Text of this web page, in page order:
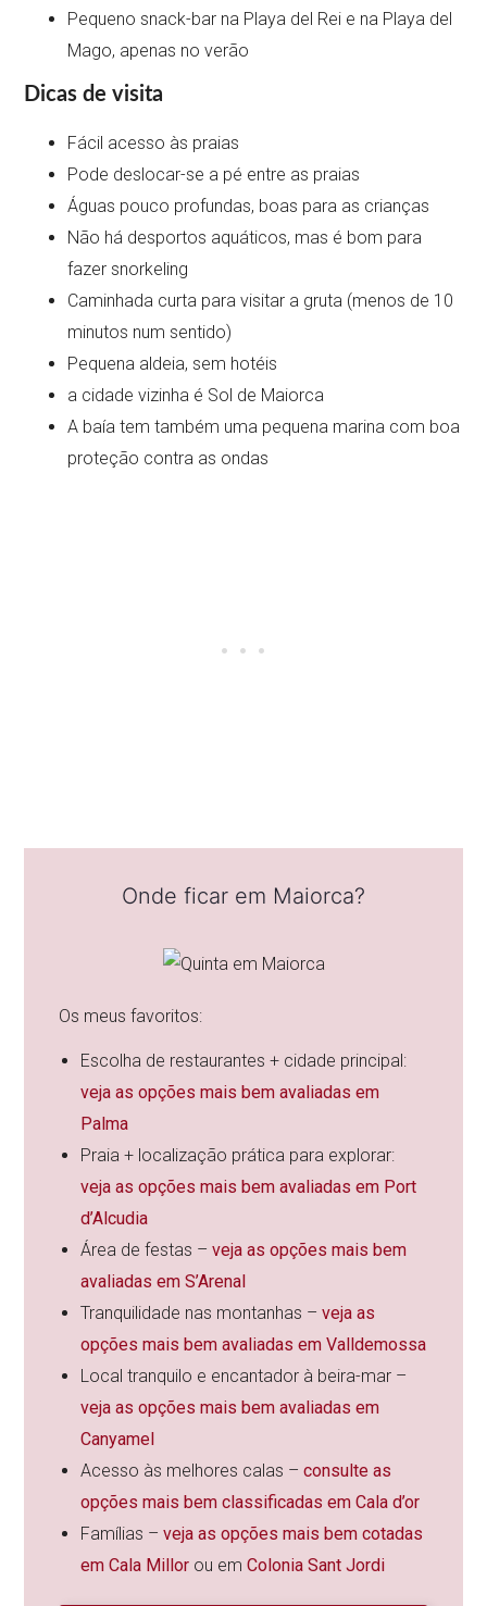
Pequeno snack-bar na Playa del Rei e na Playa del
Mago, apenas no verão
Dicas de visita
Fácil acesso às praias
Pode deslocar-se a pé entre as praias
Águas pouco profundas, boas para as crianças
Não há desportos aquáticos, mas é bom para
fazer snorkeling
Caminhada curta para visitar a gruta (menos de 10
minutos num sentido)
Pequena aldeia, sem hotéis
a cidade vizinha é Sol de Maiorca
A baía tem também uma pequena marina com boa
proteção contra as ondas
Onde ficar em Maiorca?
Os meus favoritos:
Escolha de restaurantes + cidade principal:
veja as opções mais bem avaliadas em
Palma
Praia + localização prática para explorar:
veja as opções mais bem avaliadas em Port
d’Alcudia
Área de festas –veja as opções mais bem
avaliadas em S’Arenal
Tranquilidade nas montanhas –veja as
opções mais bem avaliadas em Valldemossa
Local tranquilo e encantador à beira-mar –
veja as opções mais bem avaliadas em
Canyamel
Acesso às melhores calas –consulte as
opções mais bem classificadas em Cala d’or
Famílias –veja as opções mais bem cotadas
em Cala Millor ou emColonia Sant Jordi